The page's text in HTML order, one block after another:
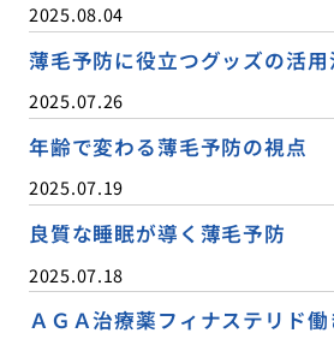
2025.08.04
薄毛予防に役立つグッズの活用
2025.07.26
年齢で変わる薄毛予防の視点
2025.07.19
良質な睡眠が導く薄毛予防
2025.07.18
ＡＧＡ治療薬フィナステリド働